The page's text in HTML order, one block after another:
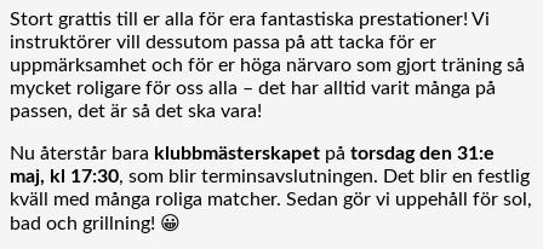
Stort grattis till er alla för era fantastiska prestationer! Vi
instruktörer vill dessutom passa på att tacka för er
uppmärksamhet och för er höga närvaro som gjort träning så
mycket roligare för oss alla – det har alltid varit många på
passen, det är så det ska vara!
Nu återstår bara klubbmästerskapet på torsdag den 31:e
maj, kl 17:30, som blir terminsavslutningen. Det blir en festlig
kväll med många roliga matcher. Sedan gör vi uppehåll för sol,
bad och grillning! 😀